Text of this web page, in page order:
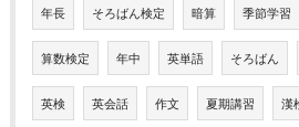
年長 そろばん検定 暗算 季節学習
算数検定 年中 英単語 そろばん
英検 英会話 作文 夏期講習 漢